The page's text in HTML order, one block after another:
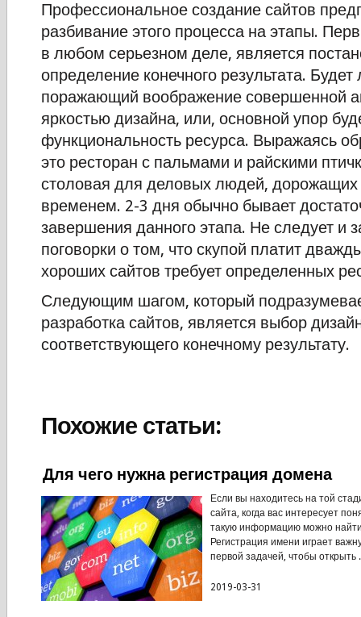
Профессиональное создание сайтов
разбивание этого процесса на этапы.
в любом серьезном деле, является
определение конечного результата. Будет
поражающий воображение совершенной
яркостью дизайна, или, основной упор
функциональность ресурса. Выражаясь
это ресторан с пальмами и райскими
столовая для деловых людей,
временем. 2-3 дня обычно бывает
завершения данного этапа. Не следует и
поговорки о том, что скупой платит
хороших сайтов требует определенных
Следующим шагом, который
разработка сайтов, является выбор
соответствующего конечному результату.
Похожие статьи:
Для чего нужна регистрация домена
Если вы находитесь на той
сайта, когда вас интересует
такую информацию можно
Регистрация имени играет
первой задачей, чтобы открыть
2019-03-31